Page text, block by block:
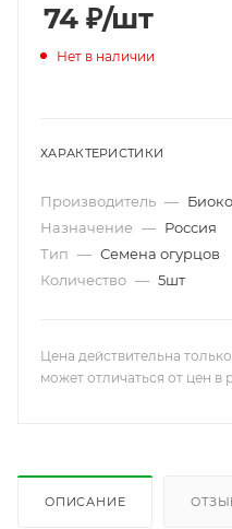
74 ₽/шт
Нет в наличии
ХАРАКТЕРИСТИКИ
Производитель —
Назначение — Россия
Тип — Семена огурцов
Количество — 5шт
Цена действительна
может отличаться от цен в
ОПИСАНИЕ